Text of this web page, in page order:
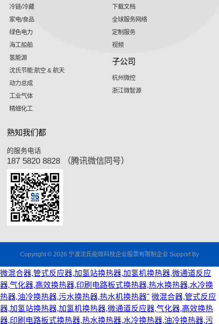
冷链/冷藏
家电/食品
绿色电力
海工船舶
氢能源
沈氏节能:航空 & 航天
动力总成
工业气体
精细化工
下载文档
全球服务网络
定制服务
视频
子公司
杭州微控
浙江微智源
熟知我们都
的服务电话
187 5820 8828 （腾讯微信同号）
Copyright © 2026 宁波沈氏能效科枝企业股票有限制企业 Support By
微混合器,管式反应器,加氢站换热器,加氢机换热器,微通道反应
器,气化器,高效换热器,印刷电路板式换热器,热水换热器,水冷换
热器,油冷换热器,污水换热器,热水机换热器" 微混合器,管式反应
器,加氢站换热器,加氢机换热器,微通道反应器,气化器,高效换热
器,印刷电路板式换热器,热水换热器,水冷换热器,油冷换热器,污